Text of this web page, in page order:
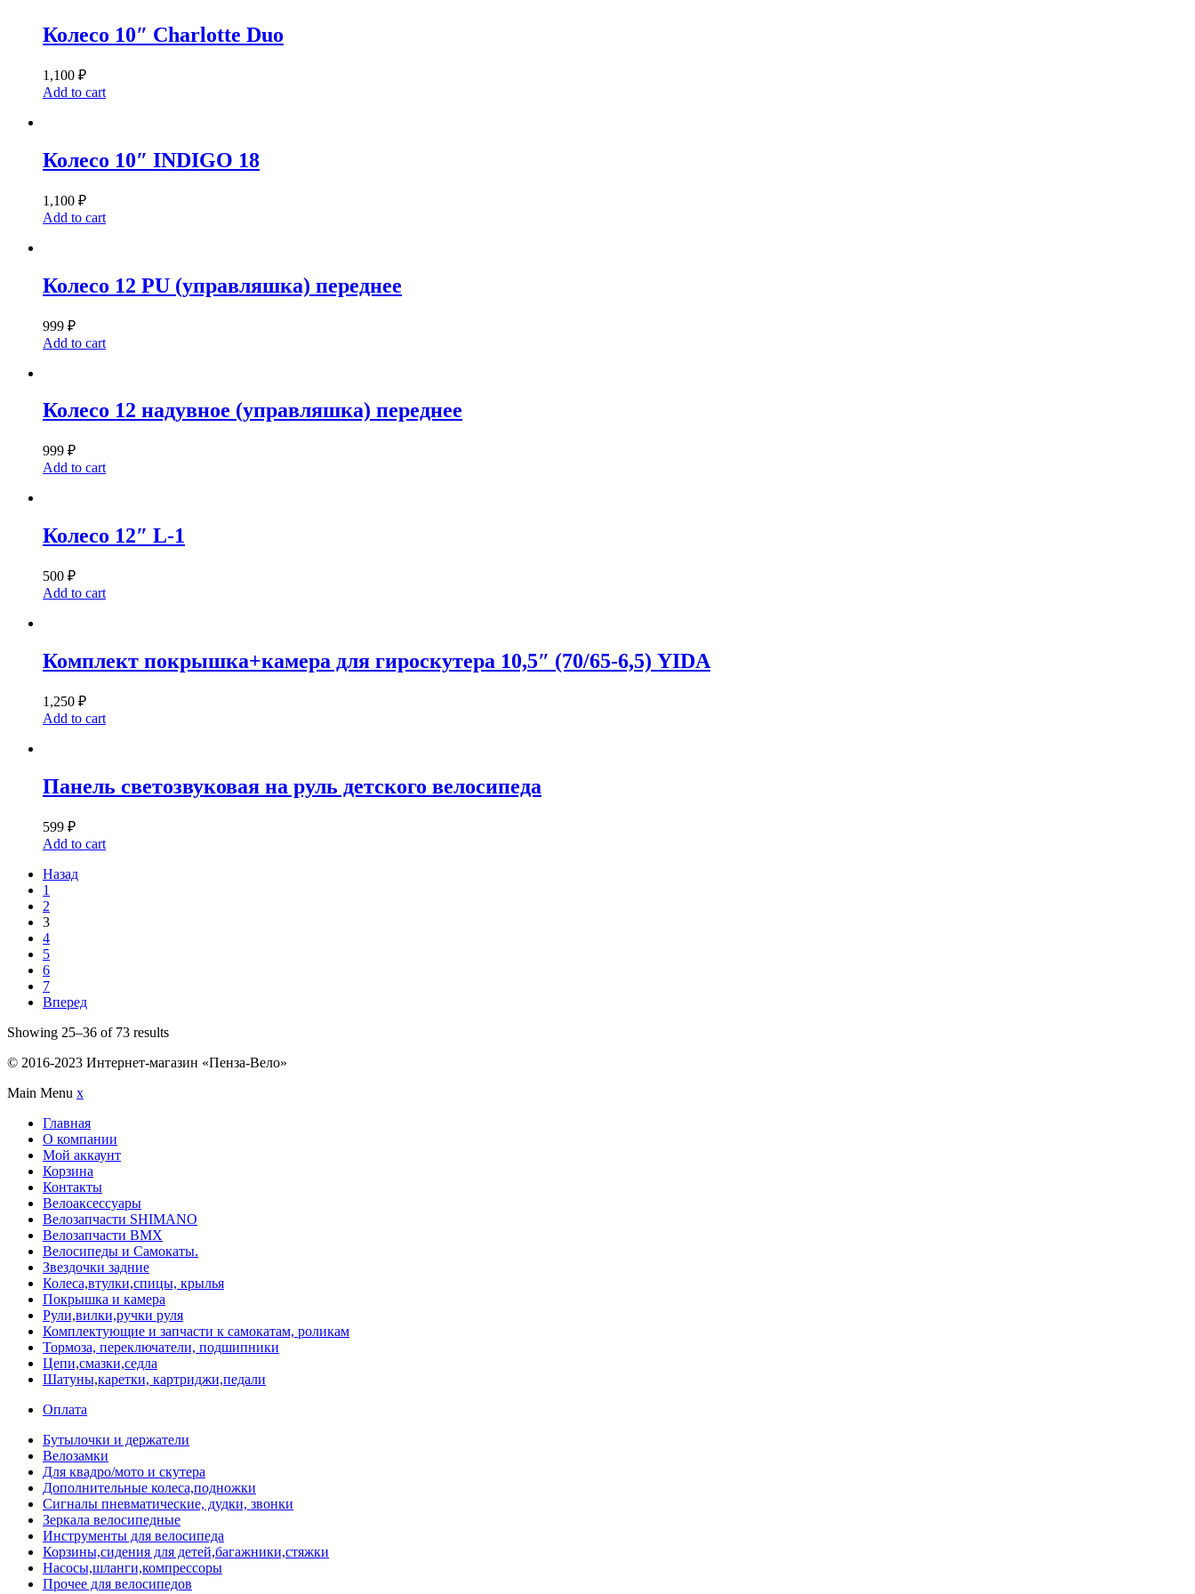
Колесо 10″ Charlotte Duo
1,100 ₽
Add to cart
Колесо 10″ INDIGO 18
1,100 ₽
Add to cart
Колесо 12 PU (управляшка) переднее
999 ₽
Add to cart
Колесо 12 надувное (управляшка) переднее
999 ₽
Add to cart
Колесо 12″ L-1
500 ₽
Add to cart
Комплект покрышка+камера для гироскутера 10,5″ (70/65-6,5) YIDA
1,250 ₽
Add to cart
Панель светозвуковая на руль детского велосипеда
599 ₽
Add to cart
Назад
1
2
3
4
5
6
7
Вперед
Showing 25–36 of 73 results
© 2016-2023 Интернет-магазин «Пенза-Вело»
Main Menu x
Главная
О компании
Мой аккаунт
Корзина
Контакты
Велоаксессуары
Велозапчасти SHIMANO
Велозапчасти BMX
Велосипеды и Самокаты.
Звездочки задние
Колеса,втулки,спицы, крылья
Покрышка и камера
Рули,вилки,ручки руля
Комплектующие и запчасти к самокатам, роликам
Тормоза, переключатели, подшипники
Цепи,смазки,седла
Шатуны,каретки, картриджи,педали
Оплата
Бутылочки и держатели
Велозамки
Для квадро/мото и скутера
Дополнительные колеса,подножки
Сигналы пневматические, дудки, звонки
Зеркала велосипедные
Инструменты для велосипеда
Корзины,сидения для детей,багажники,стяжки
Насосы,шланги,компрессоры
Прочее для велосипедов